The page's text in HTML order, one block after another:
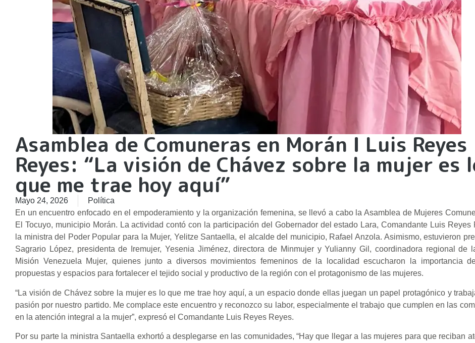
Asamblea de Comuneras en Morán I Luis Reyes
Reyes: “La visión de Chávez sobre la mujer es
que me trae hoy aquí”
Mayo 24, 2026
Política
En un encuentro enfocado en el empoderamiento y la organización femenina, se llevó a cabo la Asamblea de Mujeres
El Tocuyo, municipio Morán. La actividad contó con la participación del Gobernador del estado Lara, Comandante Luis Reyes
la ministra del Poder Popular para la Mujer, Yelitze Santaella, el alcalde del municipio, Rafael Anzola. Asimismo, estuvieron
Sagrario López, presidenta de Iremujer, Yesenia Jiménez, directora de Minmujer y Yulianny Gil, coordinadora regional de
Misión Venezuela Mujer, quienes junto a diversos movimientos femeninos de la localidad escucharon la importancia
propuestas y espacios para fortalecer el tejido social y productivo de la región con el protagonismo de las mujeres.
“La visión de Chávez sobre la mujer es lo que me trae hoy aquí, a un espacio donde ellas juegan un papel protagónico y
pasión por nuestro partido. Me complace este encuentro y reconozco su labor, especialmente el trabajo que cumplen en las
en la atención integral a la mujer”, expresó el Comandante Luis Reyes Reyes.
Por su parte la ministra Santaella exhortó a desplegarse en las comunidades, “Hay que llegar a las mujeres para que reciban